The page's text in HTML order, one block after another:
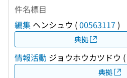
件名標目
編集 ヘンシュウ (00563117 )
典拠
情報活動 ジョウホウカツドウ (
典拠